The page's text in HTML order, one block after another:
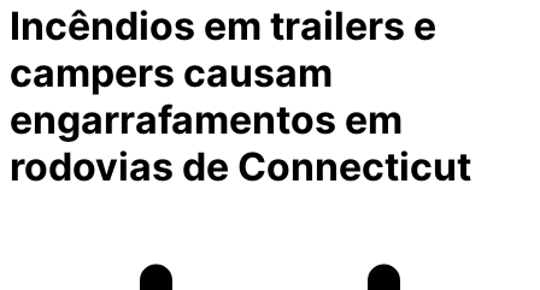
Incêndios em trailers e
campers causam
engarrafamentos em
rodovias de Connecticut